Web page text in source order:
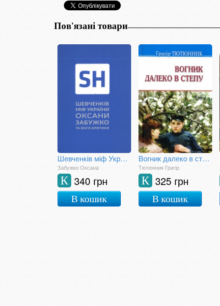
Пов'язані товари
Шевченків міф України. Спроба філософського аналізу
Забужко Оксана
340 грн
К
В кошик
Вогник далеко в степу
Тютюнник Григір
325 грн
К
В кошик